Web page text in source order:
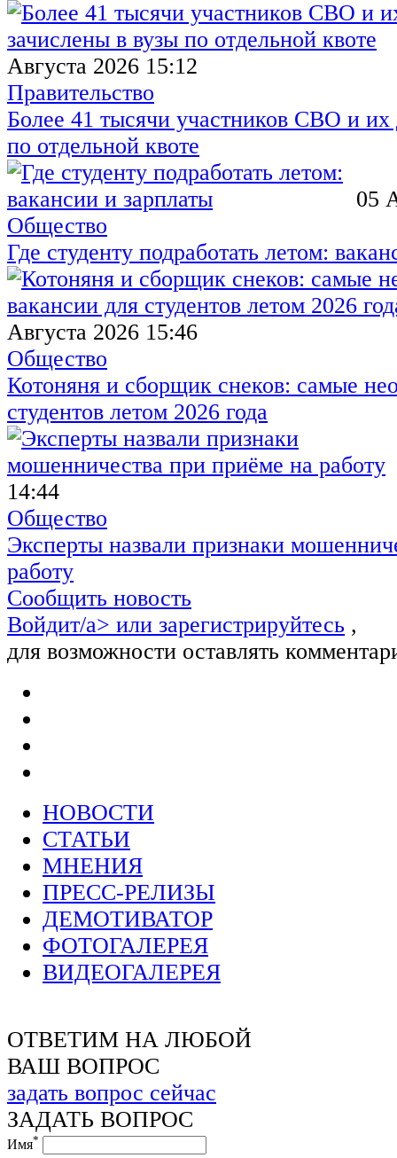
Августа 2026 15:12
Правительство
Более 41 тысячи участников СВО и их
по отдельной квоте
05
Общество
Где студенту подработать летом:
Августа 2026 15:46
Общество
Котоняня и сборщик снеков: самые
студентов летом 2026 года
14:44
Общество
Эксперты назвали признаки
работу
Сообщить новость
Войдит/a> или зарегистрируйтесь ,
для возможности оставлять
НОВОСТИ
СТАТЬИ
МНЕНИЯ
ПРЕСС-РЕЛИЗЫ
ДЕМОТИВАТОР
ФОТОГАЛЕРЕЯ
ВИДЕОГАЛЕРЕЯ
ОТВЕТИМ НА ЛЮБОЙ
ВАШ ВОПРОС
задать вопрос сейчас
ЗАДАТЬ ВОПРОС
Имя*